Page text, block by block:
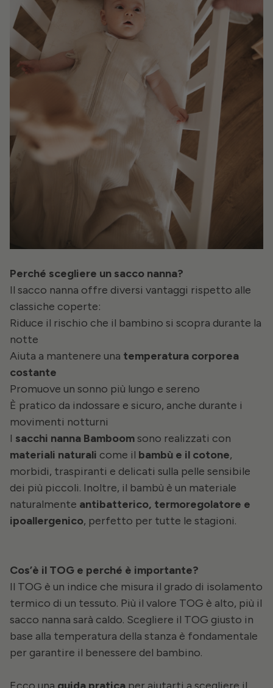
Perché scegliere un sacco nanna?
Il sacco nanna offre diversi vantaggi rispetto alle
classiche coperte:
Riduce il rischio che il bambino si scopra durante la
notte
Aiuta a mantenere una temperatura corporea
costante
Promuove un sonno più lungo e sereno
È pratico da indossare e sicuro, anche durante i
movimenti notturni
I sacchi nanna Bamboomsono realizzati con
materiali naturali come il bambù e il cotone,
morbidi, traspiranti e delicati sulla pelle sensibile
dei più piccoli. Inoltre, il bambù è un materiale
naturalmente antibatterico, termoregolatore e
ipoallergenico, perfetto per tutte le stagioni.
Cos’è il TOG e perché è importante?
Il TOG è un indice che misura il grado di isolamento
termico di un tessuto. Più il valore TOG è alto, più il
sacco nanna sarà caldo. Scegliere il TOG giusto in
base alla temperatura della stanza è fondamentale
per garantire il benessere del bambino.